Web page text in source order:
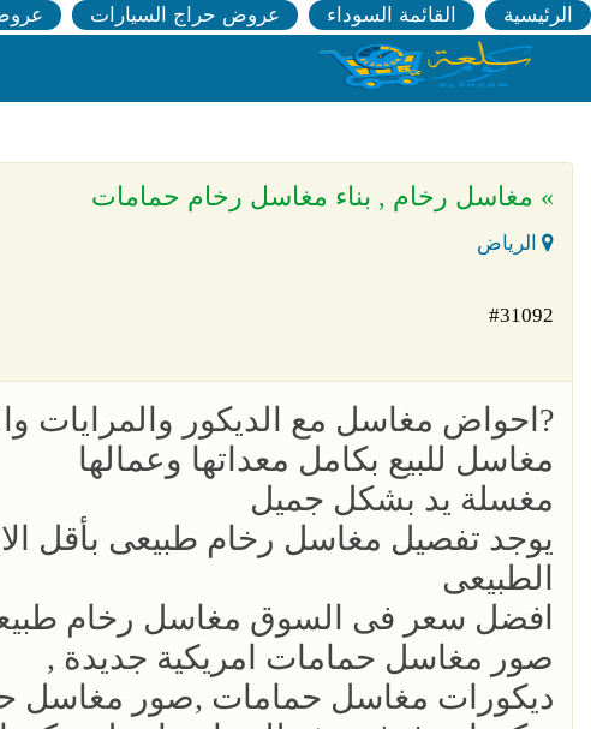
الرئيسية القائمة السوداء عروض حراج السيارات
» مغاسل رخام , بناء مغاسل رخام حمامات
الرياض
#31092
?احواض مغاسل مع الديكور والمرايات
مغاسل للبيع بكامل معداتها وعمالها
مغسلة يد بشكل جميل
يوجد تفصيل مغاسل رخام طبيعى بأقل
الطبيعى
افضل سعر فى السوق مغاسل رخام
صور مغاسل حمامات امريكية جديدة ,
ديكورات مغاسل حمامات ,صور مغاسل